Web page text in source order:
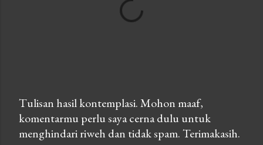
P
o
Tulisan hasil kontemplasi. Mohon maaf,
komentarmu perlu saya cerna dulu untuk
menghindari riweh dan tidak spam. Terimakasih.